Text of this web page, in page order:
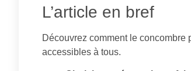
L’article en bref
Découvrez comment le concombre
accessibles à tous.